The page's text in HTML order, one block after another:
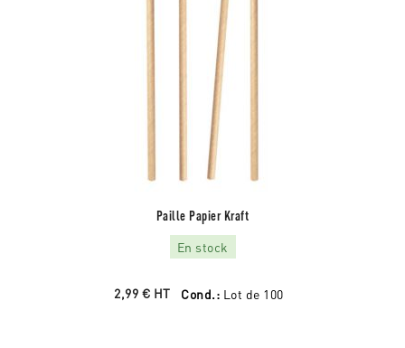
Paille Papier Kraft
En stock
2,99 € HT Cond.: Lot de 100